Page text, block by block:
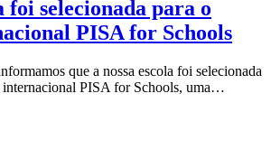
foi selecionada para o
PISA for Schools
que a nossa escola foi selecionada
internacional PISA for Schools, uma…